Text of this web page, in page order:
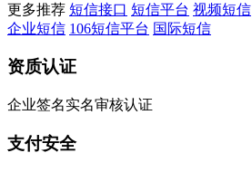
更多推荐 短信接口 短信平台 视频短信
企业短信 106短信平台 国际短信
资质认证
企业签名实名审核认证
支付安全